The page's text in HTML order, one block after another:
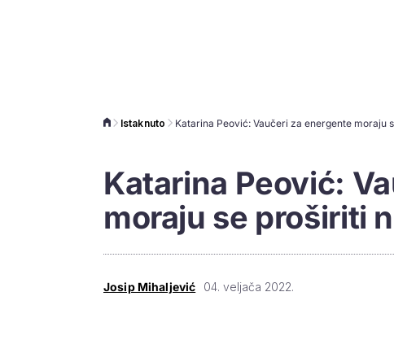
Istaknuto
Katarina Peović:
moraju se proširiti
Josip Mihaljević 04. veljača 2022.